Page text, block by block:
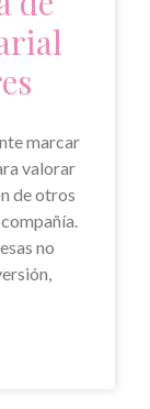
marcar
valorar
de otros
no